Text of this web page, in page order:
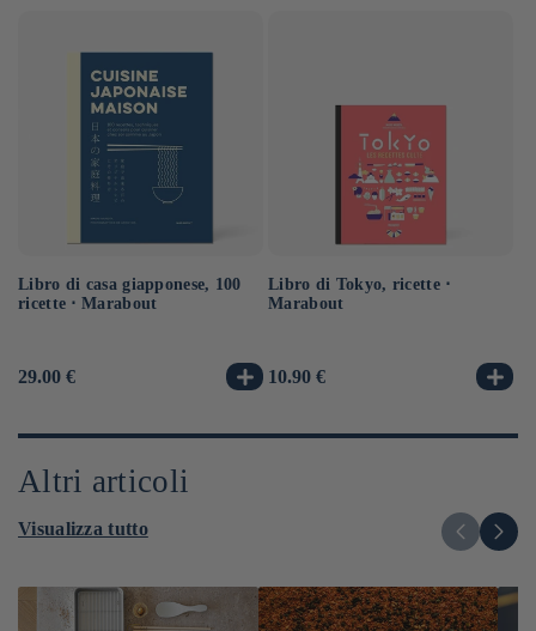
Libro di casa giapponese, 100
ricette ⋅ Marabout
Prezzo
29.00 €
Libro di Tokyo, ricette ⋅
Marabout
Prezzo
10.90 €
Altri articoli
Visualizza tutto